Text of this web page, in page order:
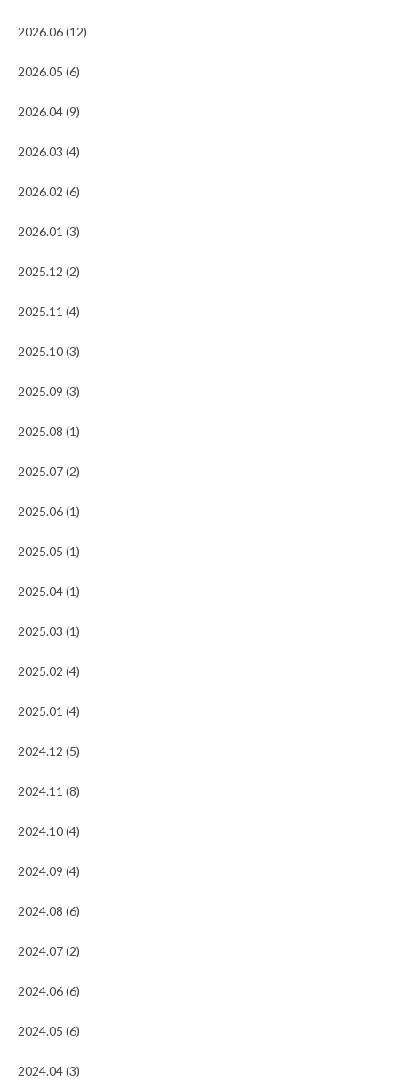
2026.06 (12)
2026.05 (6)
2026.04 (9)
2026.03 (4)
2026.02 (6)
2026.01 (3)
2025.12 (2)
2025.11 (4)
2025.10 (3)
2025.09 (3)
2025.08 (1)
2025.07 (2)
2025.06 (1)
2025.05 (1)
2025.04 (1)
2025.03 (1)
2025.02 (4)
2025.01 (4)
2024.12 (5)
2024.11 (8)
2024.10 (4)
2024.09 (4)
2024.08 (6)
2024.07 (2)
2024.06 (6)
2024.05 (6)
2024.04 (3)